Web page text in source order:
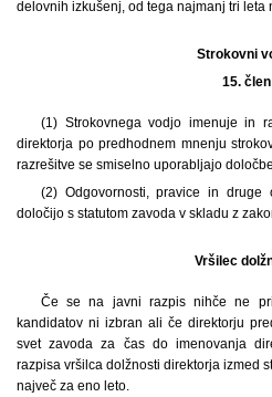
delovnih izkušenj, od tega najmanj tri leta
Strokovni
15. člen
(1) Strokovnega vodjo imenuje in
direktorja po predhodnem mnenju
razrešitve se smiselno uporabljajo
(2) Odgovornosti, pravice in druge
določijo s statutom zavoda v skladu z
Vršilec
Če se na javni razpis nihče ne
kandidatov ni izbran ali če direktorju
svet zavoda za čas do imenovanja
razpisa vršilca dolžnosti direktorja izmed
največ za eno leto.